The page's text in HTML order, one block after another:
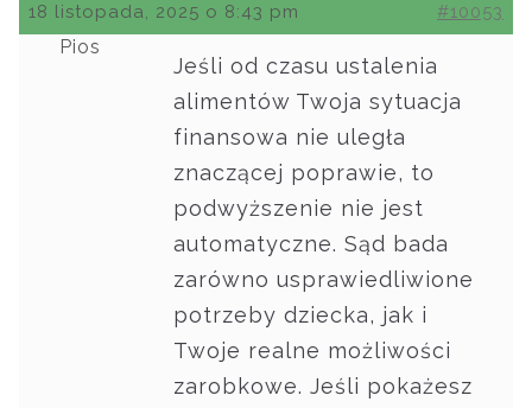
18 listopada, 2025 o 8:43 pm #10053
Pios
Jeśli od czasu ustalenia
alimentów Twoja sytuacja
finansowa nie uległa
znaczącej poprawie, to
podwyższenie nie jest
automatyczne. Sąd bada
zarówno usprawiedliwione
potrzeby dziecka, jak i
Twoje realne możliwości
zarobkowe. Jeśli pokażesz